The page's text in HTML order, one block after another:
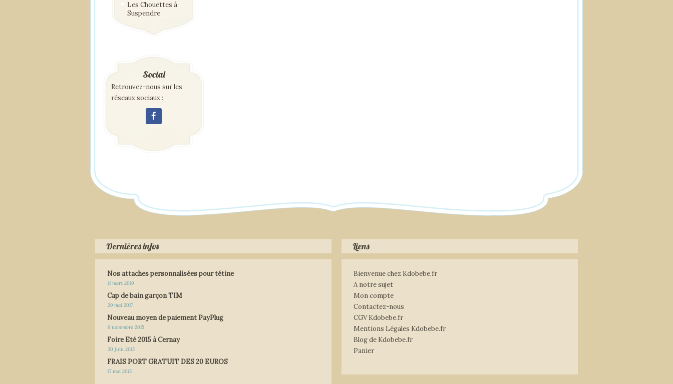
Les Chouettes à
Suspendre
Social
Retrouvez-nous sur les
réseaux sociaux :
Dernières infos
Nos attaches personnalisées pour tétine
11 mars 2019
Cap de bain garçon TIM
29 mai 2017
Nouveau moyen de paiement PayPlug
9 novembre 2015
Foire Eté 2015 à Cernay
30 juin 2015
FRAIS PORT GRATUIT DES 20 EUROS
17 mai 2015
Liens
Bienvenue chez Kdobebe.fr
A notre sujet
Mon compte
Contactez-nous
CGV Kdobebe.fr
Mentions Légales Kdobebe.fr
Blog de Kdobebe.fr
Panier